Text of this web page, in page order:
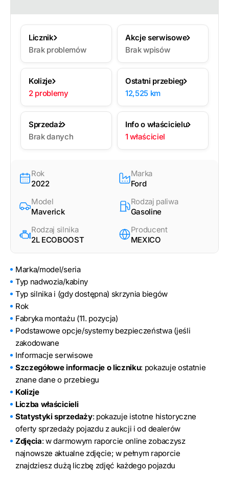
Licznik
Brak problemów
Akcje serwisowe
Brak wpisów
Kolizje
2 problemy
Ostatni przebieg
12,525 km
Sprzedaż
Brak danych
Info o właścicielu
1 właściciel
Rok
2022
Marka
Ford
Model
Maverick
Rodzaj paliwa
Gasoline
Rodzaj silnika
2L ECOBOOST
Producent
MEXICO
Marka/model/seria
Typ nadwozia/kabiny
Typ silnika i (gdy dostępna) skrzynia biegów
Rok
Fabryka montażu (11. pozycja)
Podstawowe opcje/systemy bezpieczeństwa (jeśli
zakodowane
Informacje serwisowe
Szczegółowe informacje o liczniku: pokazuje ostatnie
znane dane o przebiegu
Kolizje
Liczba właścicieli
Statystyki sprzedaży: pokazuje istotne historyczne
oferty sprzedaży pojazdu z aukcji i od dealerów
Zdjęcia: w darmowym raporcie online zobaczysz
najnowsze aktualne zdjęcie; w pełnym raporcie
znajdziesz dużą liczbę zdjęć każdego pojazdu